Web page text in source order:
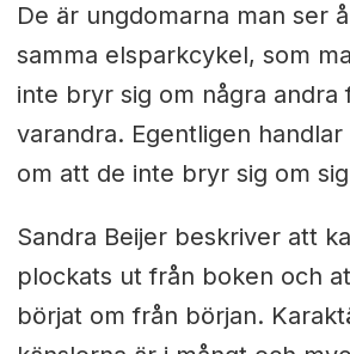
De är ungdomarna man ser
samma elsparkcykel, som
inte bryr sig om några andra
varandra. Egentligen
om att de inte bryr sig om
Sandra Beijer beskriver att
plockats ut från boken och
börjat om från början.